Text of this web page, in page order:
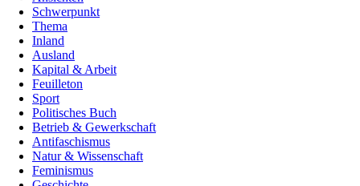
Schwerpunkt
Thema
Inland
Ausland
Kapital & Arbeit
Feuilleton
Sport
Politisches Buch
Betrieb & Gewerkschaft
Antifaschismus
Natur & Wissenschaft
Feminismus